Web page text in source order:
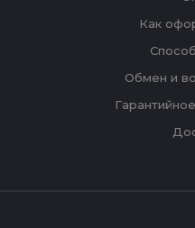
Как
Обмен и